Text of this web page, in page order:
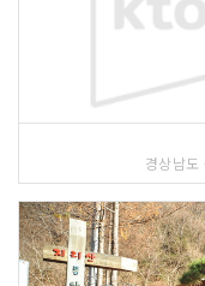
경상남